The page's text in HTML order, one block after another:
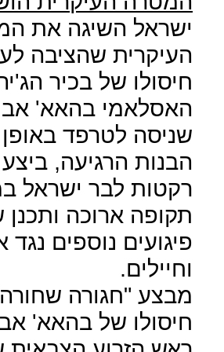
ישראל השיגה את
העיקרית שהציבה
חיסולו של בכיר
האסלאמי בהאא'
שניסה לטרפד
הבנות הרגיעה, ביצע
רקטות לבר ישראל
תקופה ארוכה
פיגועים נוספים נגד
וחיילים.
מבצע "חגורה
חיסולו של בהאא'